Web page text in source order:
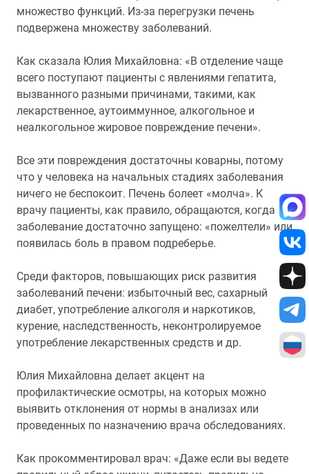
множество функций. Из-за перегрузки печень
подвержена множеству заболеваний.
Как сказала Юлия Михайловна: «В отделение чаще
всего поступают пациенты с явлениями гепатита,
вызванного разными причинами, такими, как
лекарственное, аутоиммунное, алкогольное и
неалкогольное жировое повреждение печени».
Все эти повреждения достаточны коварны, потому
что у человека на начальных стадиях заболевания
ничего не беспокоит. Печень болеет «молча». К
врачу пациенты, как правило, обращаются, когда
заболевание достаточно запущено: «пожелтели» или
появилась боль в правом подреберье.
Среди факторов, повышающих риск развития
заболеваний печени: избыточный вес, сахарный
диабет, употребление алкоголя и наркотиков,
курение, наследственность, неконтролируемое
употребление лекарственных средств и др.
Юлия Михайловна делает акцент на
профилактические осмотры, на которых можно
выявить отклонения от нормы в анализах или
проведенных по назначению врача обследованиях.
Как прокомментировал врач: «Даже если вы ведете